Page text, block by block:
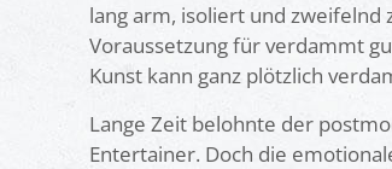
lang arm, isoliert und
Voraussetzung für verdammt
Kunst kann ganz plötzlich
Lange Zeit belohnte der
Entertainer. Doch die